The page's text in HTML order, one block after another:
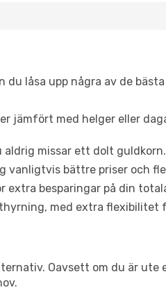
låsa upp några av de bästa
jämfört med helger eller
aldrig missar ett dolt guldkorn.
vanligtvis bättre priser och
extra besparingar på din
med extra flexibilitet
Oavsett om du är ute